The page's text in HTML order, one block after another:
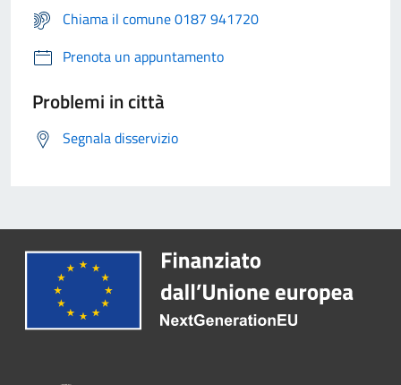
Chiama il comune 0187 941720
Prenota un appuntamento
Problemi in città
Segnala disservizio